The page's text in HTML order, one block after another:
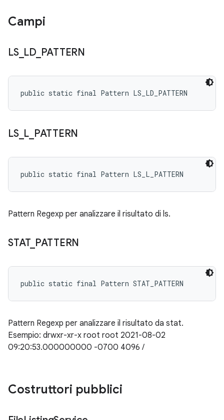
Campi
LS_ LD_ PATTERN
public static final Pattern LS_LD_PATTERN
LS_ L PATTERN
public static final Pattern LS_L_PATTERN
Pattern Regexp per analizzare il risultato di ls.
STAT_ PATTERN
public static final Pattern STAT_PATTERN
Pattern Regexp per analizzare il risultato da stat.
Esempio: drwxr-xr-x root root 2021-08-02
09:20:53.000000000 -0700 4096 /
Costruttori pubblici